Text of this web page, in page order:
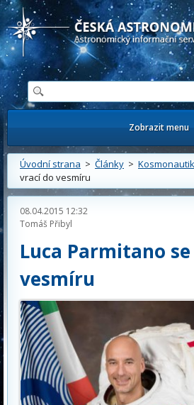
Česká astronomická společnost -
Zobrazit menu
Úvodní strana > Články >
vrací do vesmíru
08.04.2015 12:32
Tomáš Přibyl
Luca Parmitano
vesmíru